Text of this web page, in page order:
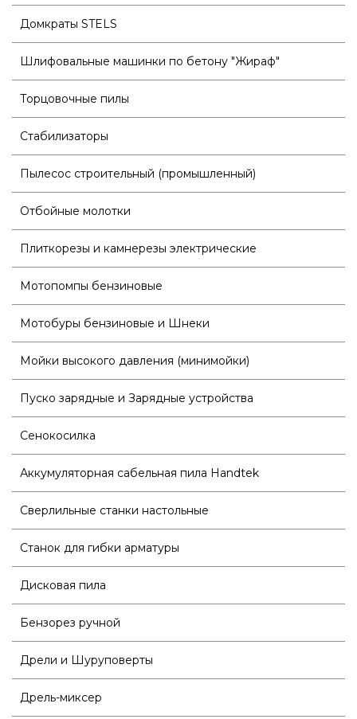
Домкраты STELS
Шлифовальные машинки по бетону "Жираф"
Торцовочные пилы
Стабилизаторы
Пылесос строительный (промышленный)
Отбойные молотки
Плиткорезы и камнерезы электрические
Мотопомпы бензиновые
Мотобуры бензиновые и Шнеки
Мойки высокого давления (минимойки)
Пуско зарядные и Зарядные устройства
Сенокосилка
Аккумуляторная сабельная пила Handtek
Сверлильные станки настольные
Станок для гибки арматуры
Дисковая пила
Бензорез ручной
Дрели и Шуруповерты
Дрель-миксер